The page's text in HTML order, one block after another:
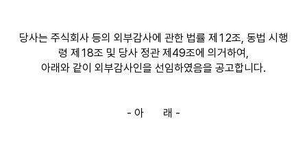
당사는 주식회사 등의 외부감사에 관한 법률 제12조, 동법 시행
령 제18조 및 당사 정관 제49조에 의거하여,
아래와 같이 외부감사인을 선임하였음을 공고합니다.
- 아 래 -